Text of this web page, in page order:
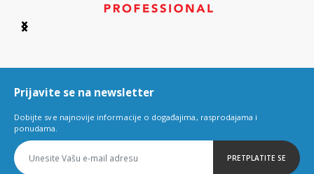
Item
6
Prijavite se na newsletter
Dobijte sve najnovije informacije o događajima, rasprodajama i
ponudama.
PRETPLATITE SE